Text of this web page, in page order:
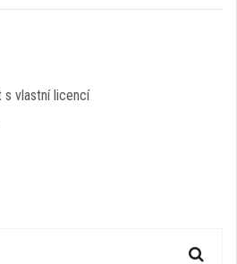
vlastní licencí